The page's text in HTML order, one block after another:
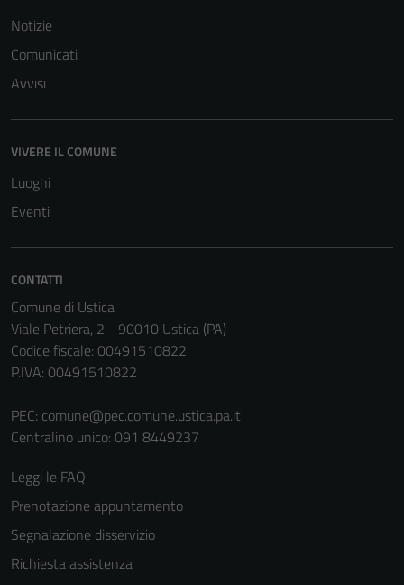
Notizie
Comunicati
Avvisi
VIVERE IL COMUNE
Luoghi
Eventi
CONTATTI
Comune di Ustica
Viale Petriera, 2 - 90010 Ustica (PA)
Codice fiscale: 00491510822
P.IVA: 00491510822
PEC: comune@pec.comune.ustica.pa.it
Centralino unico: 091 8449237
Leggi le FAQ
Prenotazione appuntamento
Segnalazione disservizio
Richiesta assistenza